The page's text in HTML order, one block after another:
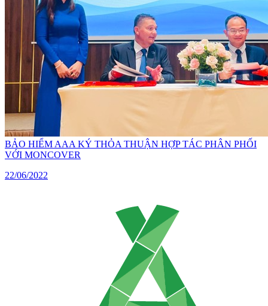
BẢO HIỂM AAA KÝ THỎA THUẬN HỢP TÁC PHÂN PHỐI
VỚI MONCOVER
22/06/2022